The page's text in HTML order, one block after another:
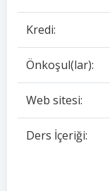
Kredi:
Önkoşul(lar):
Web sitesi:
Ders İçeriği: